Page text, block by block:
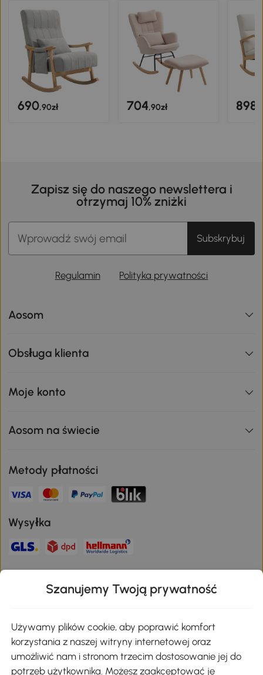
690,90zł 704,90zł 898
Zapisz się do naszego newslettera i
otrzymaj 10% zniżki
Subskrybuj
Regulamin Polityka prywatności
Aosom
Obsługa klienta
Moje konto
Aosom na świecie
Metody płatności
Wysyłka
Pobierz aplikację Aosom
Google Play
Szanujemy Twoją prywatność
Używamy plików cookie, aby poprawić komfort
korzystania z naszej witryny internetowej oraz
umożliwić nam i stronom trzecim dostosowanie jej do
potrzeb użytkownika. Możesz zaakceptować je